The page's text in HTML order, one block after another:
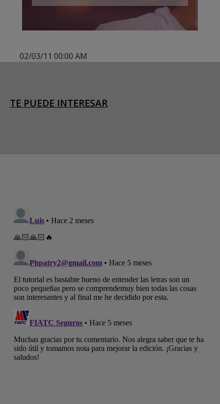
02/03/11 00:00 AM
TE PUEDE INTERESAR